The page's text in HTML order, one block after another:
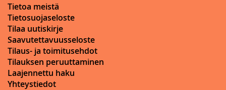
Tietoa meistä
Tietosuojaseloste
Tilaa uutiskirje
Saavutettavuusseloste
Tilaus- ja toimitusehdot
Tilauksen peruuttaminen
Laajennettu haku
Yhteystiedot